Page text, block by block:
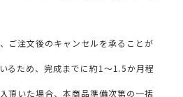
ご注文後のキャンセルを承ることが
るため、完成までに約1～1.5か月程
頂いた場合、本商品準備次第の一括